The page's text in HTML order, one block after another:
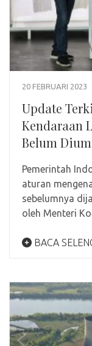
20 FEBRUARI 2023
Update
Kendaraan
Belum
Pemerintah
aturan
sebelumnya
oleh Menteri
BACA